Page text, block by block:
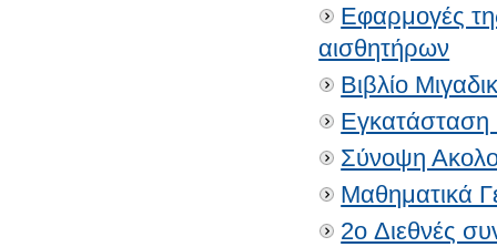
Εφαρμογές
αισθητήρων
Βιβλίο
Εγκατάσταση
Σύνοψη
Μαθηματικά
2o Διεθνές